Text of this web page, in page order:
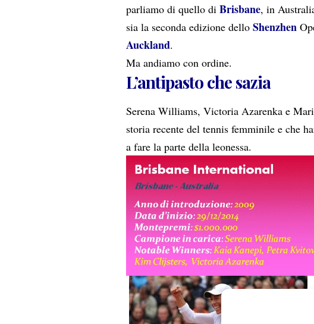
parliamo di quello diBrisbane, in
sia la seconda edizione delloShenzhen
Auckland.
Ma andiamo con ordine.
L’antipasto che sazia
Serena Williams, Victoria Azarenka e
storia recente del tennis femminile e che
a fare la parte della leonessa.